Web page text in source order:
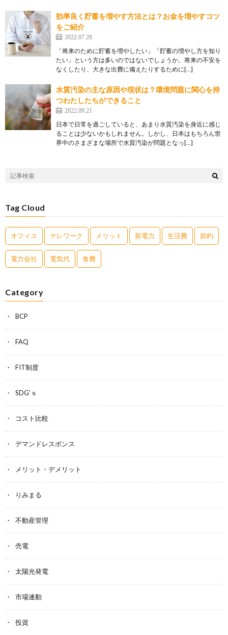
効率良く貯蓄を増やす方法とは？お金を増やすコツ
をご紹介
2022.07.28
「将来のために貯蓄を増やしたい」「貯蓄の増やし方を知り
たい」という方は多いのではないでしょうか。将来の不安を
なくしたり、大きな出費に備えたりするために[…]
水質汚染の主な原因や現状は？環境問題に関心を持
つわたしたちができること
2022.09.21
日本で日常を過ごしていると、あまり水質汚染を身近に感じ
ることは少ないかもしれません。しかし、日本はもちろん世
界中のさまざまな場所で水質汚染が問題となっ[…]
Tag Cloud
オフィス テレワーク メリット 新電力 生活費 節約
電力会社 電気代 食費
Category
BCP
FAQ
FIT制度
SDG'ｓ
コスト比較
デマンドレスポンス
メリット・デメリット
りみまる
不動産管理
売電
太陽光発電
市場連動
投資